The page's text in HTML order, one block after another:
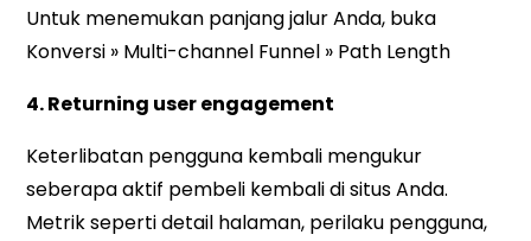
Untuk menemukan panjang jalur Anda, buka
Konversi » Multi-channel Funnel » Path Length
4. Returning user engagement
Keterlibatan pengguna kembali mengukur
seberapa aktif pembeli kembali di situs Anda.
Metrik seperti detail halaman, perilaku pengguna,